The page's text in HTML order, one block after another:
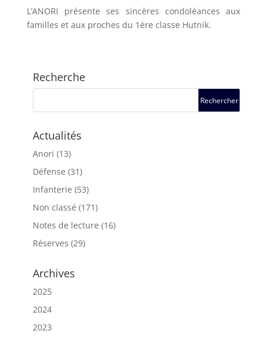
L’ANORI présente ses sincères condoléances aux
familles et aux proches du 1ère classe Hutnik.
Recherche
Actualités
Anori (13)
Défense (31)
Infanterie (53)
Non classé (171)
Notes de lecture (16)
Réserves (29)
Archives
2025
2024
2023